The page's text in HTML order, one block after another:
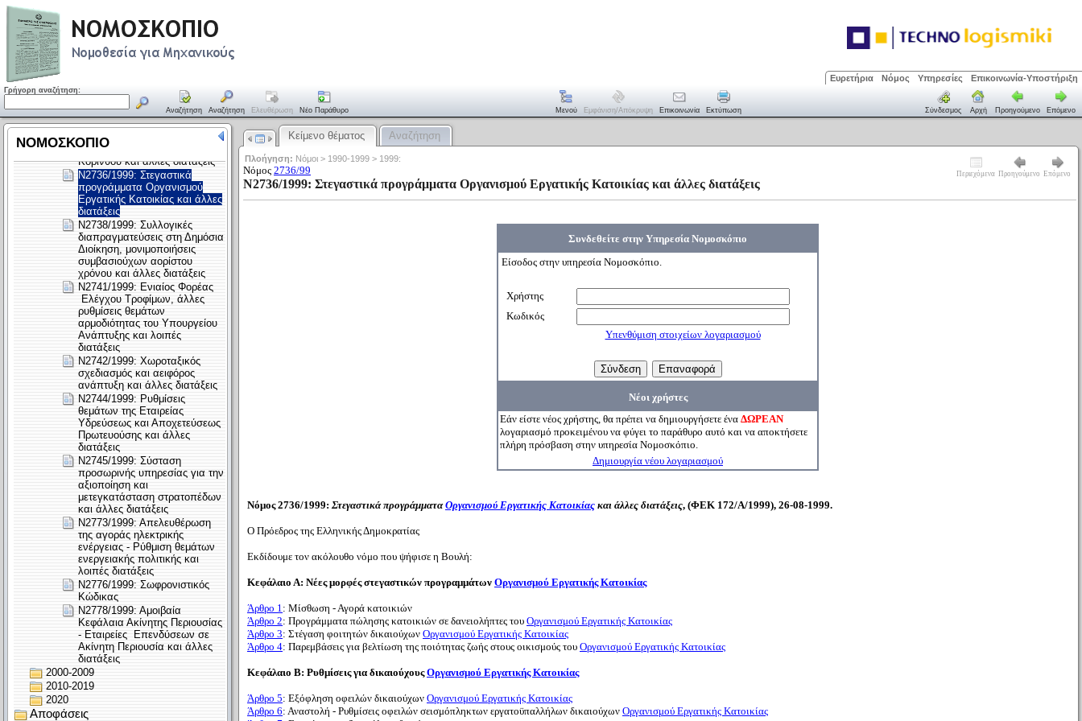
Ευρετήρια Νόμος Υπηρεσίες Επικοινωνία-Υποστήριξη
Γρήγορη αναζήτηση:
Αναζήτηση Αναζήτηση Ελευθέρωση Νέο Παράθυρο Μενού Εμφάνιση/απόκρυψη Επικοινωνία Εκτύπωση Σύνδεσμος Αρχή Προηγούμενο Επόμενο
Κείμενο θέματος Αναζήτηση